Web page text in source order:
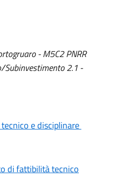
- M5C2 PNRR
Subinvestimento 2.1 -
e disciplinare
di fattibilità tecnico